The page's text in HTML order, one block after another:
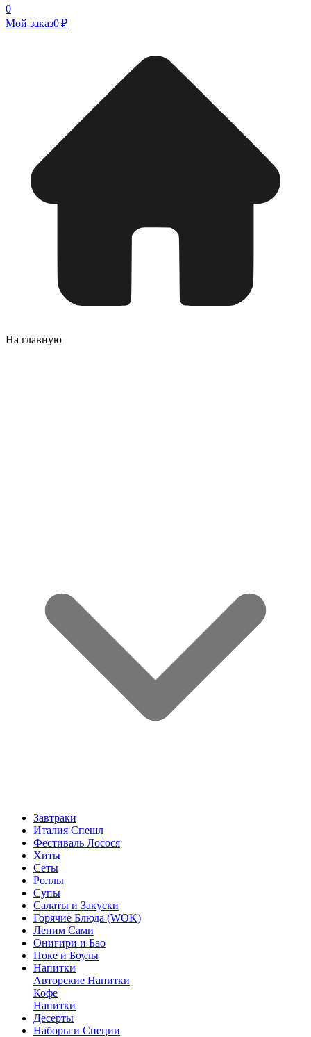
0
Мой заказ0 ₽
На главную
Завтраки
Италия Спешл
Фестиваль Лосося
Хиты
Сеты
Роллы
Супы
Салаты и Закуски
Горячие Блюда (WOK)
Лепим Сами
Онигири и Бао
Поке и Боулы
Напитки
Авторские Напитки
Кофе
Напитки
Десерты
Наборы и Специи